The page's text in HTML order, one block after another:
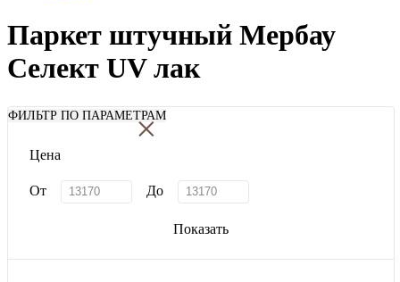
Паркет штучный Мербау
Селект UV лак
ФИЛЬТР ПО ПАРАМЕТРАМ
×
Цена
От До
Показать